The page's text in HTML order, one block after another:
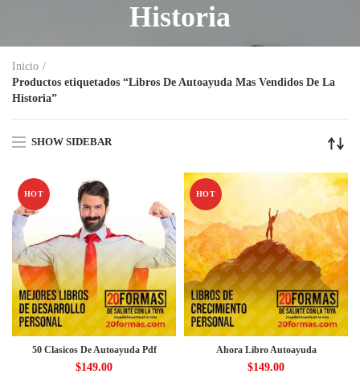
Historia
Inicio
Productos etiquetados “Libros De Autoayuda Mas Vendidos De La
Historia”
SHOW SIDEBAR
HOT
50 Clasicos De Autoayuda Pdf
$149.00
HOT
Ahora Libro Autoayuda
$149.00